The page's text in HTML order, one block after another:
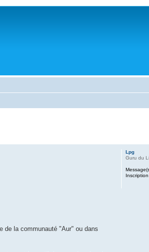
de la communauté "Aur" ou dans
Lpg
Guru du
Inscription